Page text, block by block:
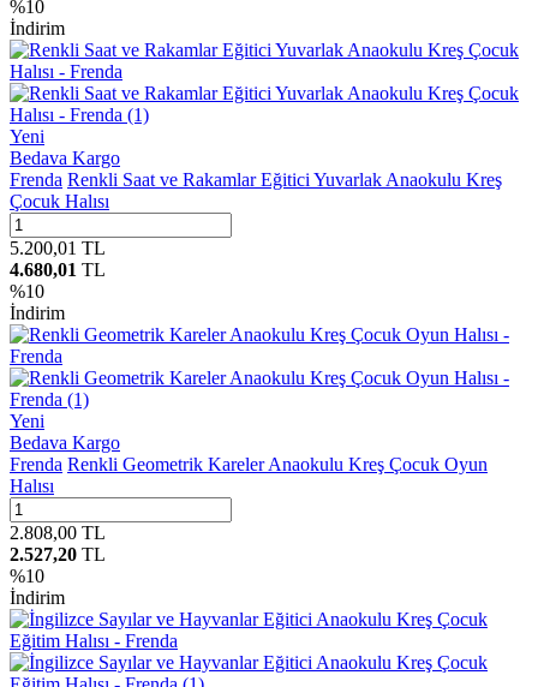
%10
İndirim
Yeni
Bedava Kargo
Frenda Renkli Saat ve Rakamlar Eğitici Yuvarlak Anaokulu Kreş
Çocuk Halısı
5.200,01 TL
4.680,01 TL
%10
İndirim
Yeni
Bedava Kargo
Frenda Renkli Geometrik Kareler Anaokulu Kreş Çocuk Oyun
Halısı
2.808,00 TL
2.527,20 TL
%10
İndirim